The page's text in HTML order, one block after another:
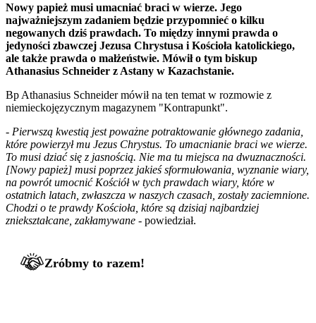
Nowy papież musi umacniać braci w wierze. Jego
najważniejszym zadaniem będzie przypomnieć o kilku
negowanych dziś prawdach. To między innymi prawda o
jedyności zbawczej Jezusa Chrystusa i Kościoła katolickiego,
ale także prawda o małżeństwie. Mówił o tym biskup
Athanasius Schneider z Astany w Kazachstanie.
Bp Athanasius Schneider mówił na ten temat w rozmowie z
niemieckojęzycznym magazynem "Kontrapunkt".
- Pierwszą kwestią jest poważne potraktowanie głównego zadania,
które powierzył mu Jezus Chrystus. To umacnianie braci we wierze.
To musi dziać się z jasnością. Nie ma tu miejsca na dwuznaczności.
[Nowy papież] musi poprzez jakieś sformułowania, wyznanie wiary,
na powrót umocnić Kościół w tych prawdach wiary, które w
ostatnich latach, zwłaszcza w naszych czasach, zostały zaciemnione.
Chodzi o te prawdy Kościoła, które są dzisiaj najbardziej
zniekształcane, zakłamywane - powiedział.
Zróbmy to razem!